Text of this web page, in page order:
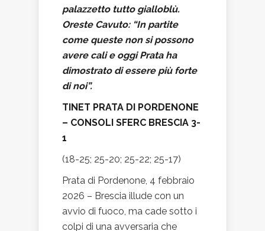
palazzetto tutto gialloblù.
Oreste Cavuto: “In partite
come queste non si possono
avere cali e oggi Prata ha
dimostrato di essere più forte
di noi”.
TINET PRATA DI PORDENONE
– CONSOLI SFERC BRESCIA 3-
1
(18-25; 25-20; 25-22; 25-17)
Prata di Pordenone, 4 febbraio
2026 – Brescia illude con un
avvio di fuoco, ma cade sotto i
colpi di una avversaria che